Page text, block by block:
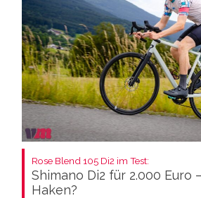
Rose Blend 105 Di2 im Test:
Shimano Di2 für 2.000 Euro
Haken?